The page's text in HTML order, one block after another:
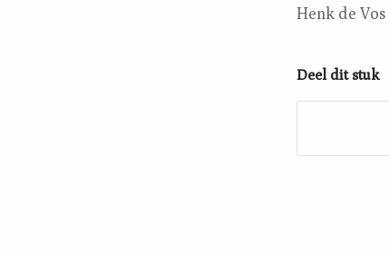
Henk de Vos
Deel dit stuk